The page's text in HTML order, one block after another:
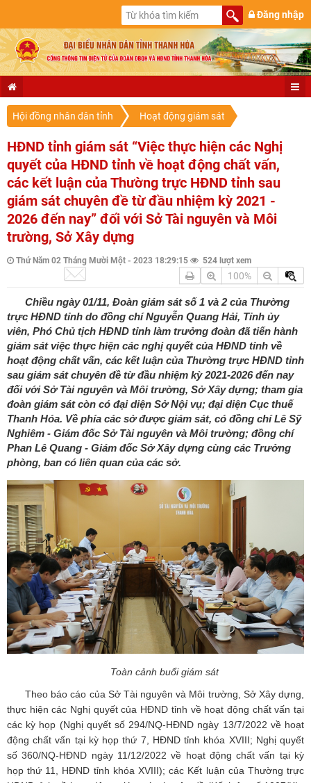
Đăng nhập
Hội đồng nhân dân tỉnh Hoạt động giám sát
HĐND tỉnh giám sát “Việc thực hiện các Nghị
quyết của HĐND tỉnh về hoạt động chất vấn,
các kết luận của Thường trực HĐND tỉnh sau
giám sát chuyên đề từ đầu nhiệm kỳ 2021 -
2026 đến nay” đối với Sở Tài nguyên và Môi
trường, Sở Xây dựng
Thứ Năm 02 Tháng Mười Một - 2023 18:29:15 524 lượt xem
100%
Chiều ngày 01/11, Đoàn giám sát số 1 và 2 của Thường
trực HĐND tỉnh do đồng chí Nguyễn Quang Hải, Tỉnh ủy
viên, Phó Chủ tịch HĐND tỉnh làm trưởng đoàn đã tiến hành
giám sát việc thực hiện các nghị quyết của HĐND tỉnh về
hoạt động chất vấn, các kết luận của Thường trực HĐND tỉnh
sau giám sát chuyên đề từ đầu nhiệm kỳ 2021-2026 đến nay
đối với Sở Tài nguyên và Môi trường, Sở Xây dựng; tham gia
đoàn giám sát còn có đại diện Sở Nội vụ; đại diện Cục thuế
Thanh Hóa. Về phía các sở được giám sát, có đồng chí Lê Sỹ
Nghiêm - Giám đốc Sở Tài nguyên và Môi trường; đồng chí
Phan Lê Quang - Giám đốc Sở Xây dựng cùng các Trưởng
phòng, ban có liên quan của các sở.
Toàn cảnh buổi giám sát
Theo báo cáo của Sở Tài nguyên và Môi trường, Sở Xây dựng,
thực hiện các Nghị quyết của HĐND tỉnh về hoạt động chất vấn tại
các kỳ họp (Nghị quyết số 294/NQ-HĐND ngày 13/7/2022 về hoạt
động chất vấn tại kỳ họp thứ 7, HĐND tỉnh khóa XVIII; Nghị quyết
số 360/NQ-HĐND ngày 11/12/2022 về hoạt động chất vấn tại kỳ
họp thứ 11, HĐND tỉnh khóa XVIII); các Kết luận của Thường trực